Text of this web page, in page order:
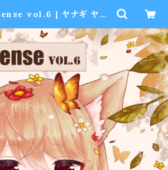
vol.6 | ヤナギ ヤス
op BASE支店